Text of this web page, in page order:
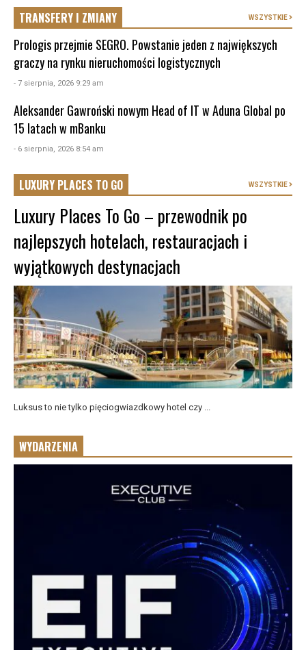
TRANSFERY I ZMIANY WSZYSTKIE
Prologis przejmie SEGRO. Powstanie jeden z największych
graczy na rynku nieruchomości logistycznych
- 7 sierpnia, 2026 9:29 am
Aleksander Gawroński nowym Head of IT w Aduna Global po
15 latach w mBanku
- 6 sierpnia, 2026 8:54 am
LUXURY PLACES TO GO WSZYSTKIE
Luxury Places To Go – przewodnik po
najlepszych hotelach, restauracjach i
wyjątkowych destynacjach
Luksus to nie tylko pięciogwiazdkowy hotel czy ...
WYDARZENIA